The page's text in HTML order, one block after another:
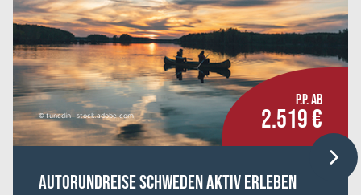
© tunedin - stock.adobe.com
P.P. AB
2.519 €
Autorundreise Schweden aktiv erleben